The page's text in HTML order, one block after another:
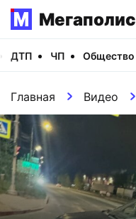
Мегаполис
ДТП ЧП Общество
Главная Видео